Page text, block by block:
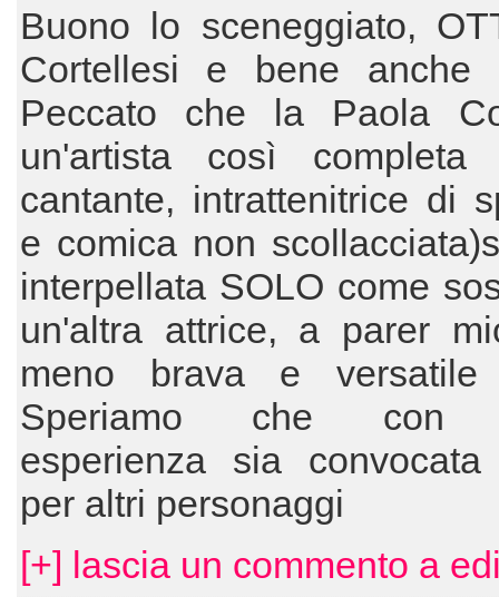
Buono lo sceneggiato,
Cortellesi e bene anche
Peccato che la Paola
un'artista così completa
cantante, intrattenitrice di
e comica non
interpellata SOLO come
un'altra attrice, a parer
meno brava e
Speriamo che con
esperienza sia convocata
per altri personaggi
[+] lascia un commento a